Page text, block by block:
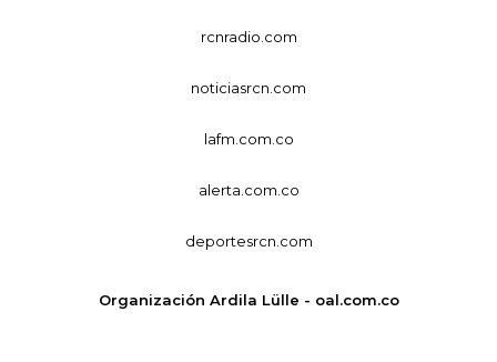
rcnradio.com
noticiasrcn.com
lafm.com.co
alerta.com.co
deportesrcn.com
Organización Ardila Lülle - oal.com.co